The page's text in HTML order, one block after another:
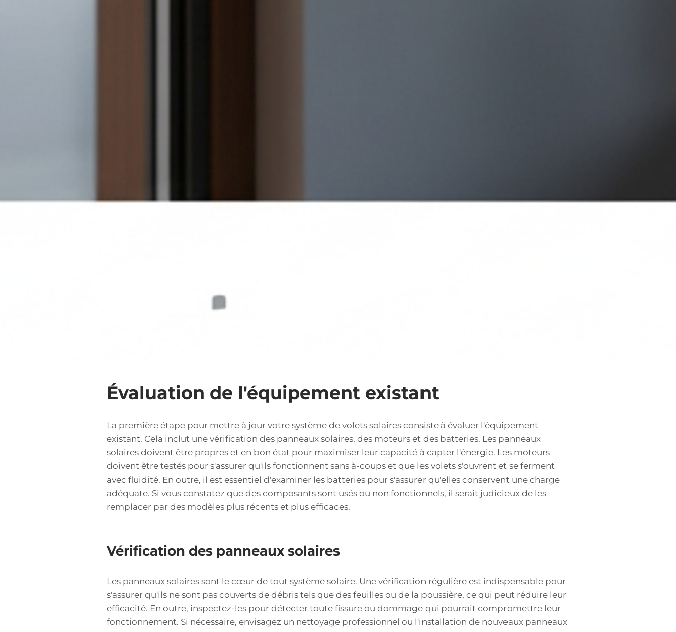
Évaluation de l'équipement existant
La première étape pour mettre à jour votre système de volets solaires consiste à évaluer l'équipement
existant. Cela inclut une vérification des panneaux solaires, des moteurs et des batteries. Les panneaux
solaires doivent être propres et en bon état pour maximiser leur capacité à capter l'énergie. Les moteurs
doivent être testés pour s'assurer qu'ils fonctionnent sans à-coups et que les volets s'ouvrent et se ferment
avec fluidité. En outre, il est essentiel d'examiner les batteries pour s'assurer qu'elles conservent une charge
adéquate. Si vous constatez que des composants sont usés ou non fonctionnels, il serait judicieux de les
remplacer par des modèles plus récents et plus efficaces.
Vérification des panneaux solaires
Les panneaux solaires sont le cœur de tout système solaire. Une vérification régulière est indispensable pour
s'assurer qu'ils ne sont pas couverts de débris tels que des feuilles ou de la poussière, ce qui peut réduire leur
efficacité. En outre, inspectez-les pour détecter toute fissure ou dommage qui pourrait compromettre leur
fonctionnement. Si nécessaire, envisagez un nettoyage professionnel ou l'installation de nouveaux panneaux